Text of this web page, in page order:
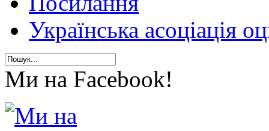
Українська асоціація
Ми на Facebook!